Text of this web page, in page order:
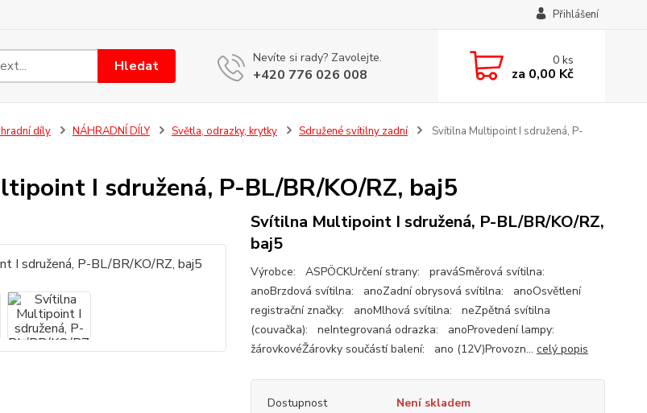
Přihlášení
Hledat Nevíte si rady? Zavolejte.
+420 776 026 008
0ks
za 0,00 Kč
díly NÁHRADNÍ DÍLY Světla, odrazky, krytky Sdružené svítilny zadní
Svítilna Multipoint I sdružená, P-
I sdružená, P-BL/BR/KO/RZ, baj5
Svítilna Multipoint I sdružená, P-BL/BR/KO/RZ,
baj5
Výrobce: ASPÖCKUrčení strany: praváSměrová svítilna:
anoBrzdová svítilna: anoZadní obrysová svítilna: anoOsvětlení
registrační značky: anoMlhová svítilna: neZpětná svítilna
(couvačka): neIntegrovaná odrazka: anoProvedení lampy:
žárovkovéŽárovky součástí balení: ano (12V)Provozn... celý popis
Dostupnost Není skladem